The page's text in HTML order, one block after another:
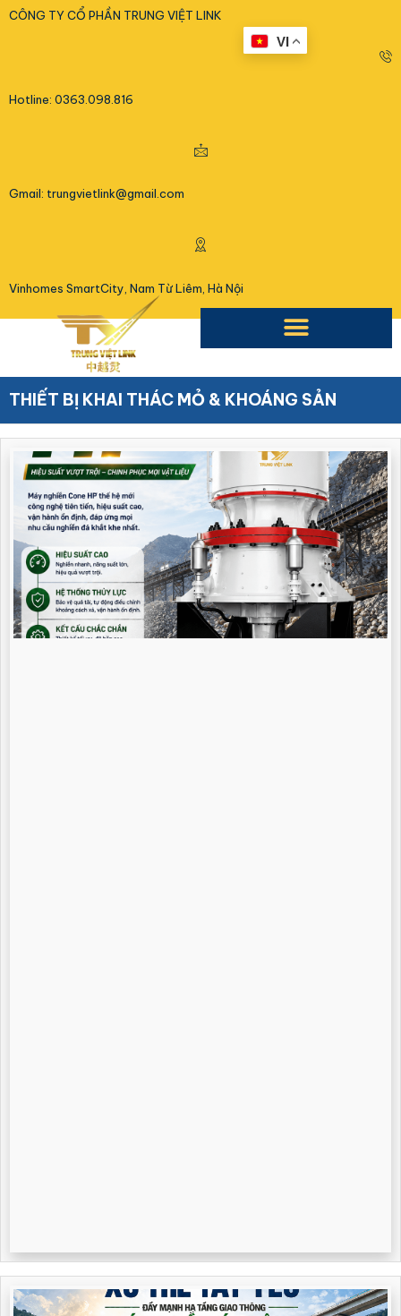
CÔNG TY CỔ PHẦN TRUNG VIỆT LINK
Hotline: 0363.098.816
Gmail: trungvietlink@gmail.com
Vinhomes SmartCity, Nam Từ Liêm, Hà Nội
THIẾT BỊ KHAI THÁC MỎ & KHOÁNG SẢN
VI